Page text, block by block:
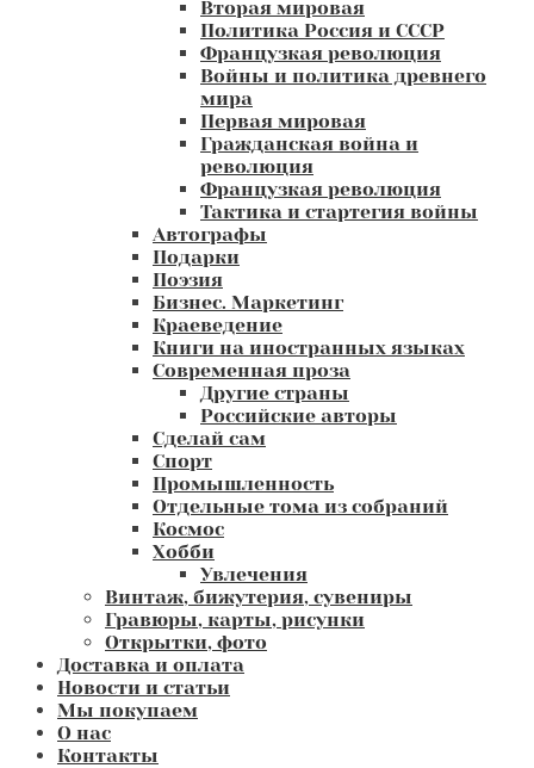
Вторая мировая
Политика Россия и СССР
Французкая революция
Войны и политика древнего
мира
Первая мировая
Гражданская война и
революция
Французкая революция
Тактика и стартегия войны
Автографы
Подарки
Поэзия
Бизнес. Маркетинг
Краеведение
Книги на иностранных языках
Современная проза
Другие страны
Российские авторы
Сделай сам
Спорт
Промышленность
Отдельные тома из собраний
Космос
Хобби
Увлечения
Винтаж, бижутерия, сувениры
Гравюры, карты, рисунки
Открытки, фото
Доставка и оплата
Новости и статьи
Мы покупаем
О нас
Контакты